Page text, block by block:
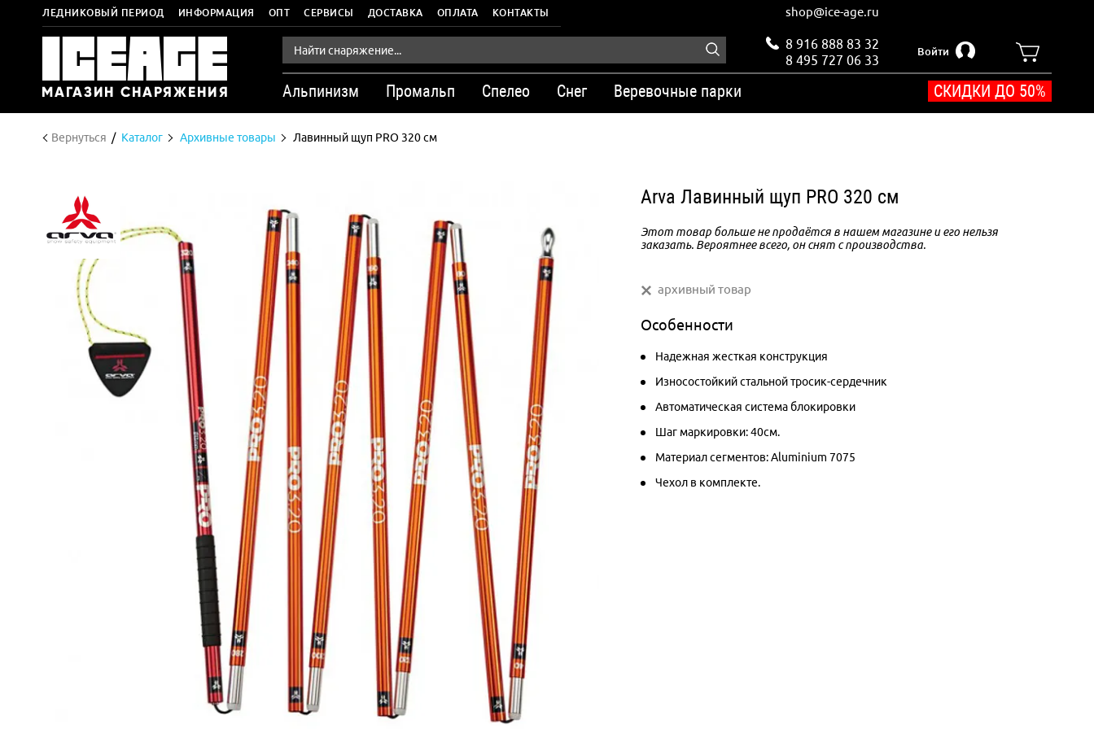
ЛЕДНИКОВЫЙ ПЕРИОД ИНФОРМАЦИЯ ОПТ СЕРВИСЫ ДОСТАВКА ОПЛАТА КОНТАКТЫ shop@ice-age.ru
8 916 888 83 32
8 495 727 06 33
Войти
Альпинизм Промальп Спелео Снег Веревочные парки СКИДКИ ДО 50%
Вернуться Каталог Архивные товары Лавинный щуп PRO 320 см
Arva Лавинный щуп PRO 320 см
Этот товар больше не продаётся в нашем магазине и его нельзя
заказать. Вероятнее всего, он снят с производства.
архивный товар
Особенности
Надежная жесткая конструкция
Износостойкий стальной тросик-сердечник
Автоматическая система блокировки
Шаг маркировки: 40см.
Материал сегментов: Aluminium 7075
Чехол в комплекте.